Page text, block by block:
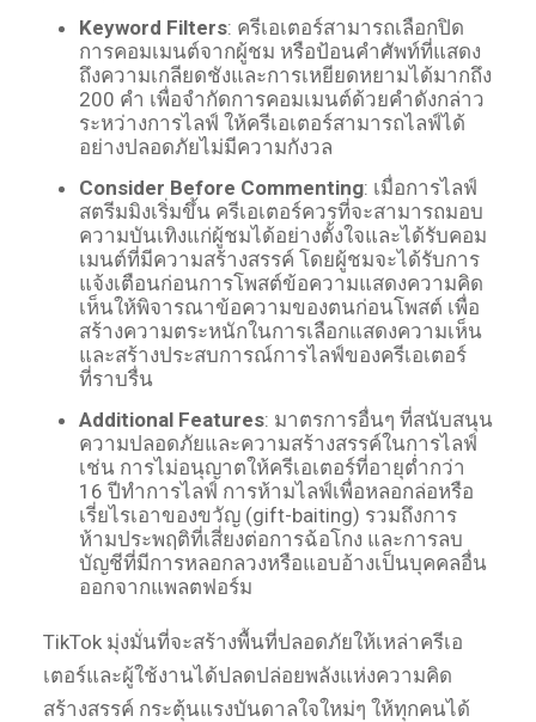
Keyword Filters: ครีเอเตอร์สามารถเลือกปิด
การคอมเมนต์จากผู้ชม หรือป้อนคำศัพท์ที่แสดง
ถึงความเกลียดชังและการเหยียดหยามได้มากถึง
200 คำ เพื่อจำกัดการคอมเมนต์ด้วยคำดังกล่าว
ระหว่างการไลฟ์ ให้ครีเอเตอร์สามารถไลฟ์ได้
อย่างปลอดภัยไม่มีความกังวล
Consider Before Commenting: เมื่อการไลฟ์
สตรีมมิงเริ่มขึ้น ครีเอเตอร์ควรที่จะสามารถมอบ
ความบันเทิงแก่ผู้ชมได้อย่างตั้งใจและได้รับคอม
เมนต์ที่มีความสร้างสรรค์ โดยผู้ชมจะได้รับการ
แจ้งเตือนก่อนการโพสต์ข้อความแสดงความคิด
เห็นให้พิจารณาข้อความของตนก่อนโพสต์ เพื่อ
สร้างความตระหนักในการเลือกแสดงความเห็น
และสร้างประสบการณ์การไลฟ์ของครีเอเตอร์
ที่ราบรื่น
Additional Features: มาตรการอื่นๆ ที่สนับสนุน
ความปลอดภัยและความสร้างสรรค์ในการไลฟ์
เช่น การไม่อนุญาตให้ครีเอเตอร์ที่อายุต่ำกว่า
16 ปีทำการไลฟ์ การห้ามไลฟ์เพื่อหลอกล่อหรือ
เรี่ยไรเอาของขวัญ (gift-baiting) รวมถึงการ
ห้ามประพฤติที่เสี่ยงต่อการฉ้อโกง และการลบ
บัญชีที่มีการหลอกลวงหรือแอบอ้างเป็นบุคคลอื่น
ออกจากแพลตฟอร์ม
TikTok มุ่งมั่นที่จะสร้างพื้นที่ปลอดภัยให้เหล่าครีเอ
เตอร์และผู้ใช้งานได้ปลดปล่อยพลังแห่งความคิด
สร้างสรรค์ กระตุ้นแรงบันดาลใจใหม่ๆ ให้ทุกคนได้